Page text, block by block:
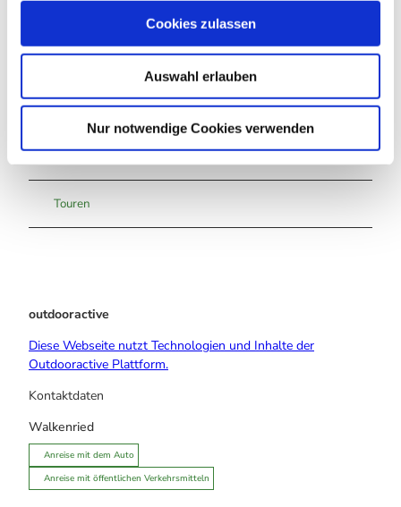
Cookies zulassen
Auswahl erlauben
Nur notwendige Cookies verwenden
In der Nähe
Touren
outdooractive
Diese Webseite nutzt Technologien und Inhalte der
Outdooractive Plattform.
Kontaktdaten
Walkenried
Anreise mit dem Auto
Anreise mit öffentlichen Verkehrsmitteln